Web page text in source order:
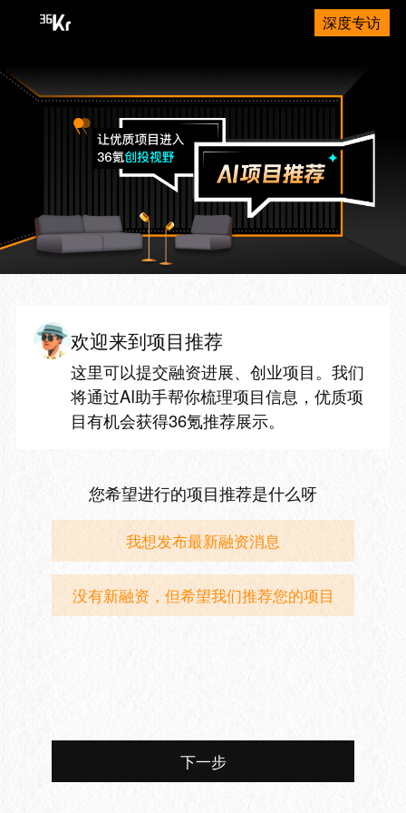
深度专访
欢迎来到项目推荐
这里可以提交融资进展、创业项目。我们
将通过AI助手帮你梳理项目信息，优质项
目有机会获得36氪推荐展示。
您希望进行的项目推荐是什么呀
我想发布最新融资消息
没有新融资，但希望我们推荐您的项目
下一步